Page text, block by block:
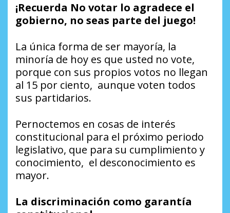
¡Recuerda No votar lo agradece el
gobierno, no seas parte del juego!
La única forma de ser mayoría, la
minoría de hoy es que usted no vote,
porque con sus propios votos no llegan
al 15 por ciento, aunque voten todos
sus partidarios.
Pernoctemos en cosas de interés
constitucional para el próximo periodo
legislativo, que para su cumplimiento y
conocimiento, el desconocimiento es
mayor.
La discriminación como garantía